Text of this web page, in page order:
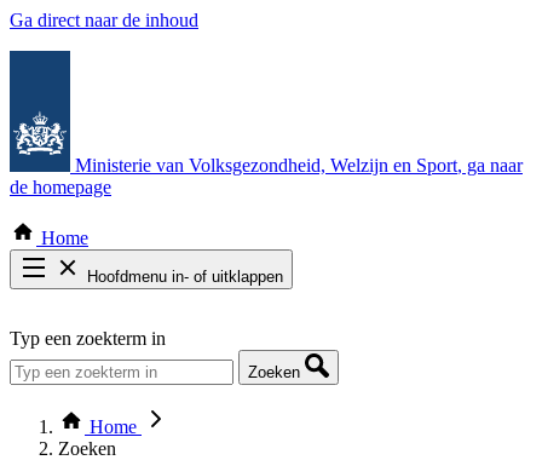
Ga direct naar de inhoud
Ministerie van Volksgezondheid, Welzijn en Sport, ga naar
de homepage
Home
Hoofdmenu in- of uitklappen
Thema COVID-19
Bekijk per bestuursorgaan
Typ een zoekterm in
Zoeken
Home
Zoeken